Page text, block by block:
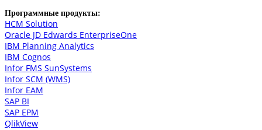
Программные продукты:
HCM Solution
Oracle JD Edwards EnterpriseOne
IBM Planning Analytics
IBM Cognos
Infor FMS SunSystems
Infor SCM (WMS)
Infor EAM
SAP BI
SAP EPM
QlikView